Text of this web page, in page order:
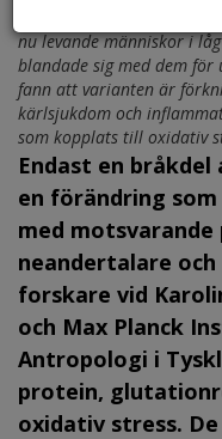
nu levande människor i
blandade sig med dem
fann att varianten är
kärlsjukdom och
som kopplats till oxidativ
Endast en
en förändring
med
neandertalare
forskare vid
och Max Planck
Antropologi i
protein,
oxidativ stress.